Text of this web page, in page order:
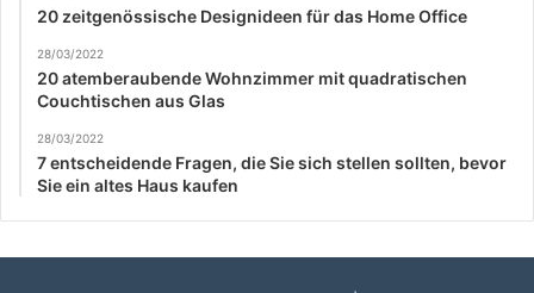
20 zeitgenössische Designideen für das Home Office
28/03/2022
20 atemberaubende Wohnzimmer mit quadratischen
Couchtischen aus Glas
28/03/2022
7 entscheidende Fragen, die Sie sich stellen sollten, bevor
Sie ein altes Haus kaufen